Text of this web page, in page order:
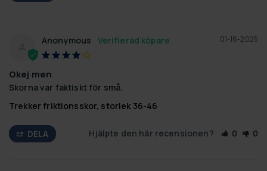
01-16-2025
Anonymous
Okej men
Skorna var faktiskt för små.
Trekker friktionsskor, storlek 36-46
DELA Hjälpte den här recensionen? 0 0